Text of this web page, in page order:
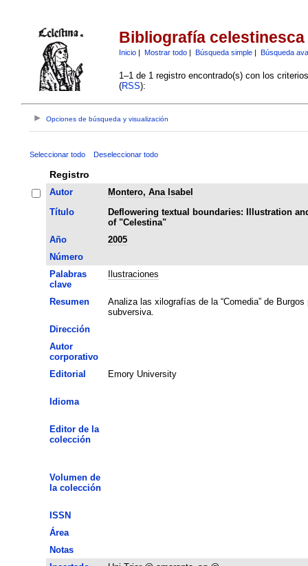
Bibliografía celestinesca
Inicio| Mostrar todo| Búsqueda simple| Búsqueda
1–1 de 1 registro encontrado(s) con los
(RSS):
Opciones de búsqueda y visualización
Seleccionar todo Deseleccionar todo
Registro
Autor
Montero, Ana Isabel
Título
Deflowering textual boundaries: Illustration
of "Celestina"
Año
2005
Número
Palabras
clave
Ilustraciones
Resumen
Analiza las xilografías de la “Comedia” de
subversiva.
Dirección
Autor
corporativo
Editorial
Emory University
Idioma
Editor de la
colección
Volumen de
la colección
ISSN
Área
Notas